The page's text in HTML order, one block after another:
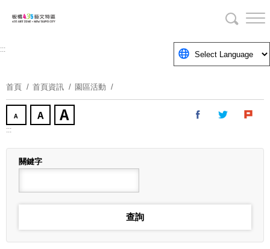
要
塊
:::
首頁 首頁資訊 園區活動
:::
關鍵字